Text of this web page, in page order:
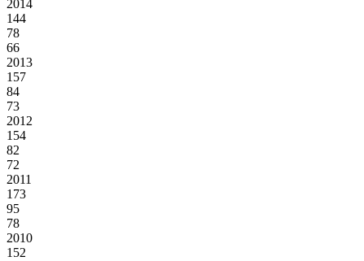
2014
144
78
66
2013
157
84
73
2012
154
82
72
2011
173
95
78
2010
152